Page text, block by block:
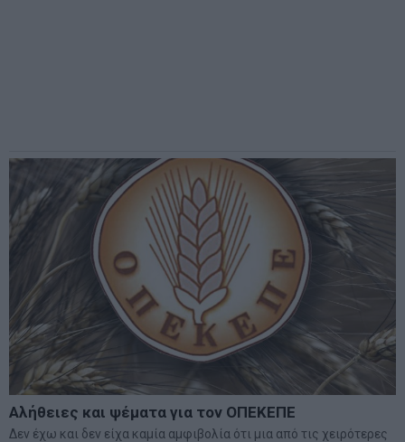
Αλήθειες και ψέματα για τον ΟΠΕΚΕΠΕ
Δεν έχω και δεν είχα καμία αμφιβολία ότι μια από τις χειρότερες